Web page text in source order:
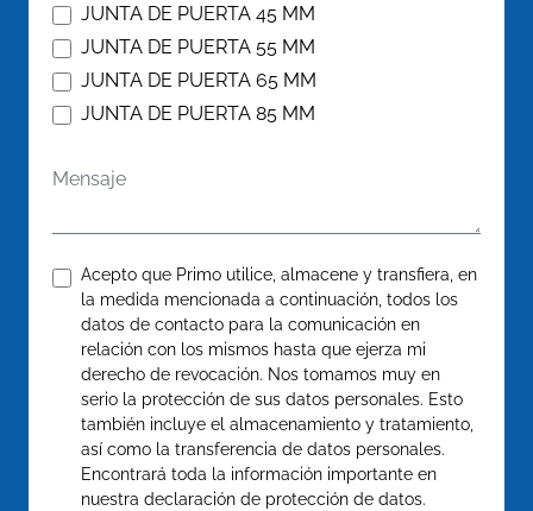
JUNTA DE PUERTA 45 MM
JUNTA DE PUERTA 55 MM
JUNTA DE PUERTA 65 MM
JUNTA DE PUERTA 85 MM
Mensaje
Acepto que Primo utilice, almacene y transfiera, en
la medida mencionada a continuación, todos los
datos de contacto para la comunicación en
relación con los mismos hasta que ejerza mi
derecho de revocación. Nos tomamos muy en
serio la protección de sus datos personales. Esto
también incluye el almacenamiento y tratamiento,
así como la transferencia de datos personales.
Encontrará toda la información importante en
nuestra declaración de protección de datos.
Confirme *